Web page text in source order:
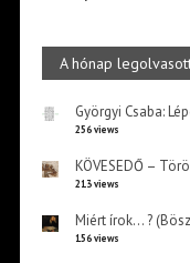
A hónap
Györgyi Csaba:
256 views
KÖVESEDŐ –
213 views
Miért írok… ?
156 views